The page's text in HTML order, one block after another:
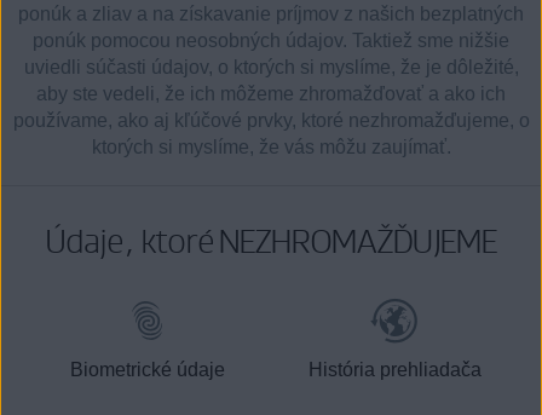
ponúk a zliav a na získavanie príjmov z našich bezplatných
ponúk pomocou neosobných údajov. Taktiež sme nižšie
uviedli súčasti údajov, o ktorých si myslíme, že je dôležité,
aby ste vedeli, že ich môžeme zhromažďovať a ako ich
používame, ako aj kľúčové prvky, ktoré nezhromažďujeme, o
ktorých si myslíme, že vás môžu zaujímať.
Údaje, ktoré NEZHROMAŽĎUJEME
Biometrické údaje História prehliadača